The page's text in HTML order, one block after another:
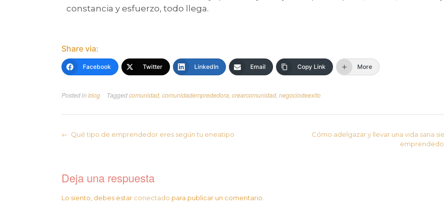
constancia y esfuerzo, todo llega.
Share via:
Facebook Twitter LinkedIn Email Copy Link More
Posted inblog Taggedcomunidad, comunidademprededora, crearcomunidad, negociodeexito
← Qué tipo de emprendedor eres según tu eneatipo
Cómo adelgazar y llevar una vida sana
Deja una respuesta
Lo siento, debes estar conectado para publicar un comentario.